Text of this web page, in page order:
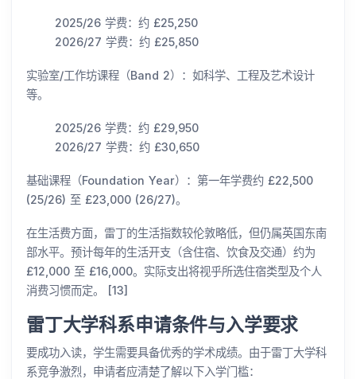
2025/26 学费：约 £25,250
2026/27 学费：约 £25,850
实验室/工作坊课程（Band 2）：如科学、工程及艺术设计
等。
2025/26 学费：约 £29,950
2026/27 学费：约 £30,650
基础课程（Foundation Year）：第一年学费约 £22,500
(25/26) 至 £23,000 (26/27)。
在生活费方面，雷丁的生活指数较伦敦略低，但仍属英国东南
部水平。预计每年的生活开支（含住宿、饮食及交通）约为
£12,000 至 £16,000。实际支出将视乎所选住宿类型及个人
消费习惯而定。 [13]
雷丁大学科系申请条件与入学要求
要成功入读，学生需要具备优秀的学术成绩。由于雷丁大学科
系竞争激烈，申请者应清楚了解以下入学门槛：